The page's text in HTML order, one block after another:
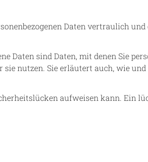
Daten vertraulich und
Daten sind Daten, mit denen Sie
nutzen. Sie erläutert auch, wie
aufweisen kann. Ein